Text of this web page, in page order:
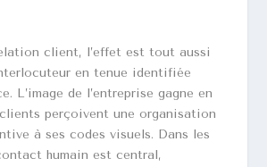
client, l’effet est tout aussi
en tenue identifiée
L’image de l’entreprise gagne en
perçoivent une organisation
à ses codes visuels. Dans les
humain est central,